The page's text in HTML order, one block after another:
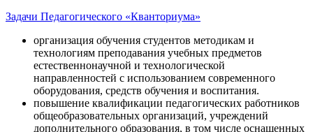
Задачи Педагогического «Кванториума»
организация обучения студентов методикам и
технологиям преподавания учебных предметов
естественнонаучной и технологической
направленностей с использованием современного
оборудования, средств обучения и воспитания.
повышение квалификации педагогических работников
общеобразовательных организаций, учреждений
дополнительного образования, в том числе оснащенных